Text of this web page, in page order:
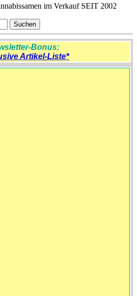
im Verkauf SEIT 2002
Bonus:
Artikel-Liste*